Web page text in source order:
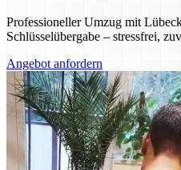
Professioneller Umzug mit
Schlüsselübergabe – stressfrei,
Angebot anfordern